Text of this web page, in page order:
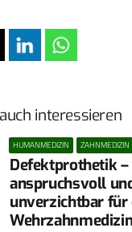
interessieren
HUMANMEDIZIN ZAHNMEDIZIN
Defektprothetik –
anspruchsvoll
unverzichtbar für